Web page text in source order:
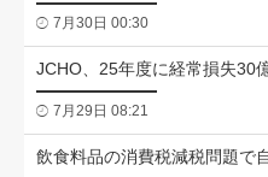
7月30日 00:30
JCHO、25年度に経常損失30
7月29日 08:21
飲食料品の消費税減税問題で